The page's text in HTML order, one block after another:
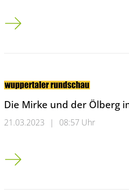
Abschlussveranstaltung zum
Die Mirke und der Ölberg
21.03.2023 | 08:57 Uhr
Die Mirke und der Ölberg im Blick